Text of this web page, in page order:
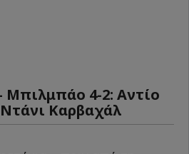
Μπιλμπάο 4-2: Αντίο
Καρβαχάλ